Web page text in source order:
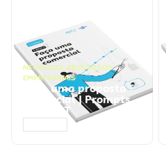
NEGÓCIOS, PROCESSOS
EMPRESARIAIS
Faça uma proposta
comercial | Prompts
ChatGPT